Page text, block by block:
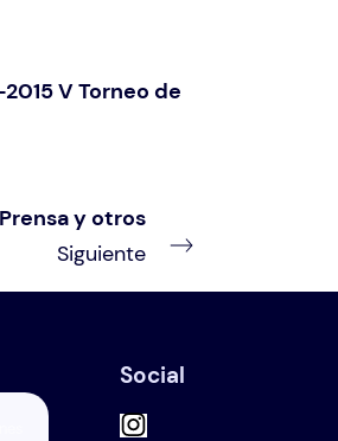
V Torneo de
Prensa y otros
Siguiente
Social